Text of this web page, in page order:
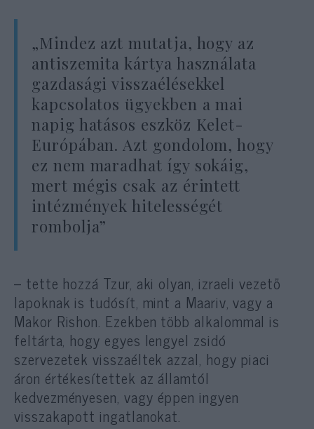
„Mindez azt mutatja, hogy az
antiszemita kártya használata
gazdasági visszaélésekkel
kapcsolatos ügyekben a mai
napig hatásos eszköz Kelet-
Európában. Azt gondolom, hogy
ez nem maradhat így sokáig,
mert mégis csak az érintett
intézmények hitelességét
rombolja”
– tette hozzá Tzur, aki olyan, izraeli vezető
lapoknak is tudósít, mint a Maariv, vagy a
Makor Rishon. Ezekben több alkalommal is
feltárta, hogy egyes lengyel zsidó
szervezetek visszaéltek azzal, hogy piaci
áron értékesítettek az államtól
kedvezményesen, vagy éppen ingyen
visszakapott ingatlanokat.